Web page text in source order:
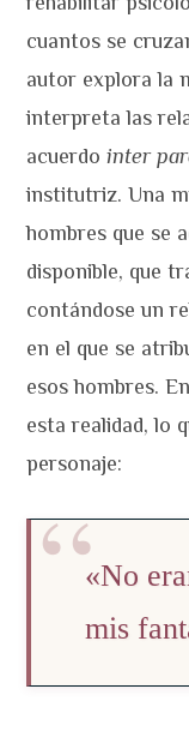
cuantos se
autor explora la
interpreta las
acuerdointer
institutriz. Una
hombres que se
disponible, que
contándose un
en el que se
esos hombres.
esta realidad, lo
personaje:
«No
mis